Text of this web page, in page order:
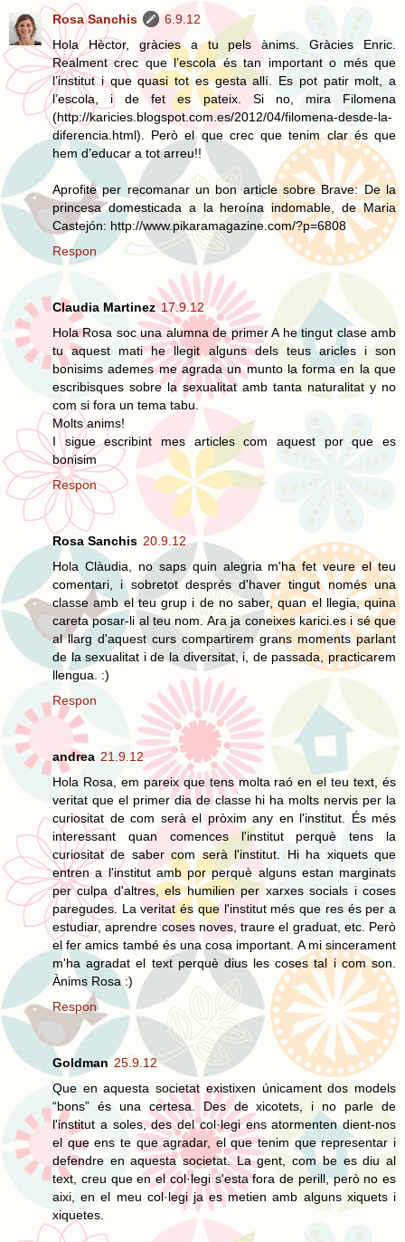
Rosa Sanchis
6.9.12
Hola Hèctor, gràcies a tu pels ànims. Gràcies Enric.
Realment crec que l’escola és tan important o més que
l’institut i que quasi tot es gesta allí. Es pot patir molt, a
l’escola, i de fet es pateix. Si no, mira Filomena
(http://karicies.blogspot.com.es/2012/04/filomena-desde-la-
diferencia.html). Però el que crec que tenim clar és que
hem d’educar a tot arreu!!
Aprofite per recomanar un bon article sobre Brave: De la
princesa domesticada a la heroína indomable, de Maria
Castejón: http://www.pikaramagazine.com/?p=6808
Respon
Claudia Martinez 17.9.12
Hola Rosa soc una alumna de primer A he tingut clase amb
tu aquest mati he llegit alguns dels teus aricles i son
bonisims ademes me agrada un munto la forma en la que
escribisques sobre la sexualitat amb tanta naturalitat y no
com si fora un tema tabu.
Molts anims!
I sigue escribint mes articles com aquest por que es
bonisim
Respon
Rosa Sanchis 20.9.12
Hola Clàudia, no saps quin alegria m'ha fet veure el teu
comentari, i sobretot després d'haver tingut només una
classe amb el teu grup i de no saber, quan el llegia, quina
careta posar-li al teu nom. Ara ja coneixes karici.es i sé que
al llarg d'aquest curs compartirem grans moments parlant
de la sexualitat i de la diversitat, i, de passada, practicarem
llengua. :)
Respon
andrea 21.9.12
Hola Rosa, em pareix que tens molta raó en el teu text, és
veritat que el primer dia de classe hi ha molts nervis per la
curiositat de com serà el pròxim any en l'institut. És més
interessant quan comences l'institut perquè tens la
curiositat de saber com serà l'institut. Hi ha xiquets que
entren a l'institut amb por perquè alguns estan marginats
per culpa d'altres, els humilien per xarxes socials i coses
paregudes. La veritat és que l'institut més que res és per a
estudiar, aprendre coses noves, traure el graduat, etc. Però
el fer amics també és una cosa important. A mi sincerament
m'ha agradat el text perquè dius les coses tal i com son.
Ànims Rosa :)
Respon
Goldman 25.9.12
Que en aquesta societat existixen únicament dos models
“bons” és una certesa. Des de xicotets, i no parle de
l'institut a soles, des del col·legi ens atormenten dient-nos
el que ens te que agradar, el que tenim que representar i
defendre en aquesta societat. La gent, com be es diu al
text, creu que en el col·legi s'esta fora de perill, però no es
aixi, en el meu col·legi ja es metien amb alguns xiquets i
xiquetes.